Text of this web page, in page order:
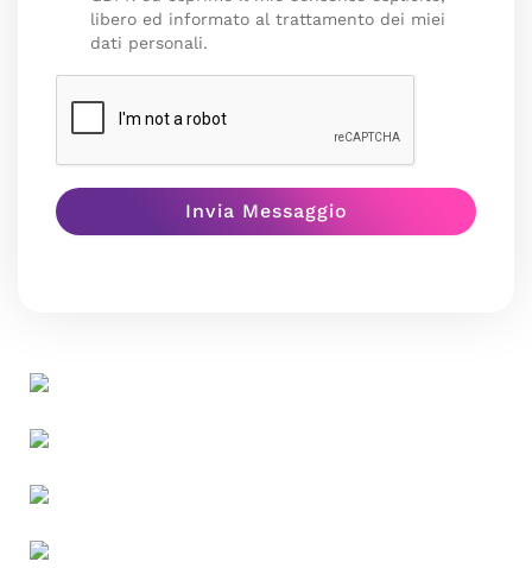
libero ed informato al trattamento dei miei
dati personali.